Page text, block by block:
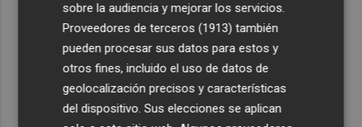
sobre la audiencia y mejorar los servicios.
Proveedores de terceros (1913) también
pueden procesar sus datos para estos y
otros fines, incluido el uso de datos de
geolocalización precisos y características
del dispositivo. Sus elecciones se aplican